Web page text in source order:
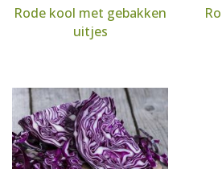
Rode kool met gebakken
uitjes